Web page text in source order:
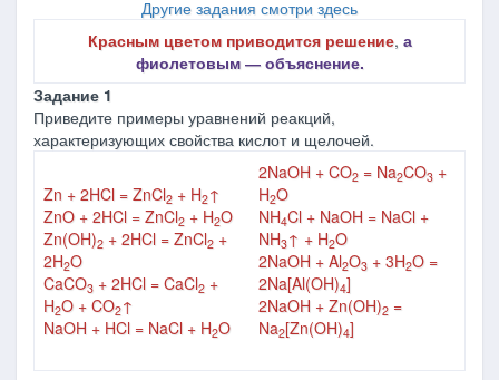
Другие задания смотри здесь
Красным цветом приводится решение, а
фиолетовым ― объяснение.
Задание 1
Приведите примеры уравнений реакций,
характеризующих свойства кислот и щелочей.
Zn + 2HCl = ZnCl2 + H2↑
ZnO + 2HCl = ZnCl2 + H2O
Zn(OH)2 + 2HCl = ZnCl2 +
2H2O
CaCO3 + 2HCl = CaCl2 +
H2O + CO2↑
NaOH + HCl = NaCl + H2O
2NaOH + CO2 = Na2CO3 +
H2O
NH4Cl + NaOH = NaCl +
NH3↑ + H2O
2NaOH + Al2O3 + 3H2O =
2Na[Al(OH)4]
2NaOH + Zn(OH)2 =
Na2[Zn(OH)4]